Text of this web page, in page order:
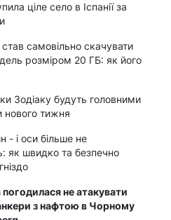
ціле село в Іспанії за
самовільно скачувати
розміром 20 ГБ: як його
Зодіаку будуть головними
тижня
- і оси більше не
як швидко та безпечно
погодилася не атакувати
з нафтою в Чорному